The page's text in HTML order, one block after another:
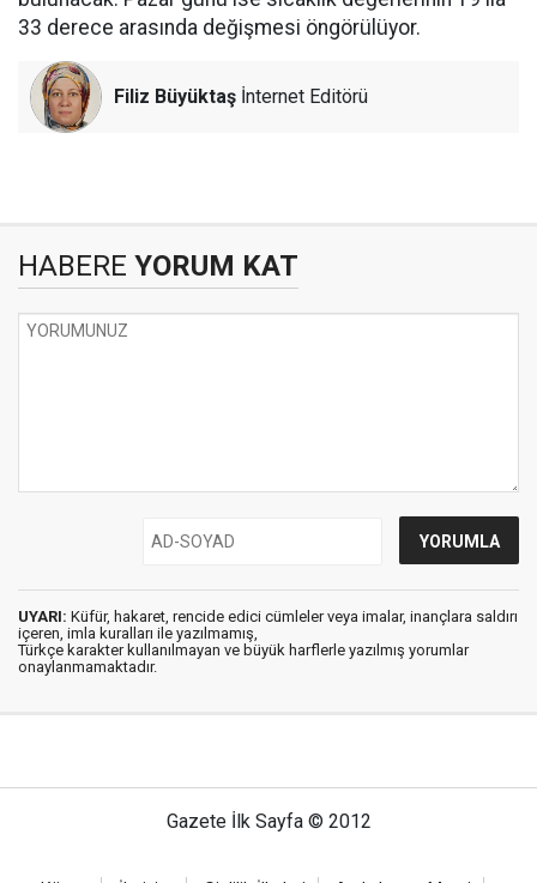
33 derece arasında değişmesi öngörülüyor.
Filiz Büyüktaş İnternet Editörü
HABERE YORUM KAT
UYARI: Küfür, hakaret, rencide edici cümleler veya imalar, inançlara saldırı
içeren, imla kuralları ile yazılmamış,
Türkçe karakter kullanılmayan ve büyük harflerle yazılmış yorumlar
onaylanmamaktadır.
Gazete İlk Sayfa © 2012